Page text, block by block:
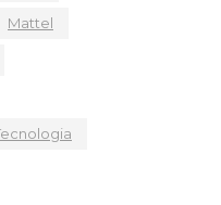
Mattel